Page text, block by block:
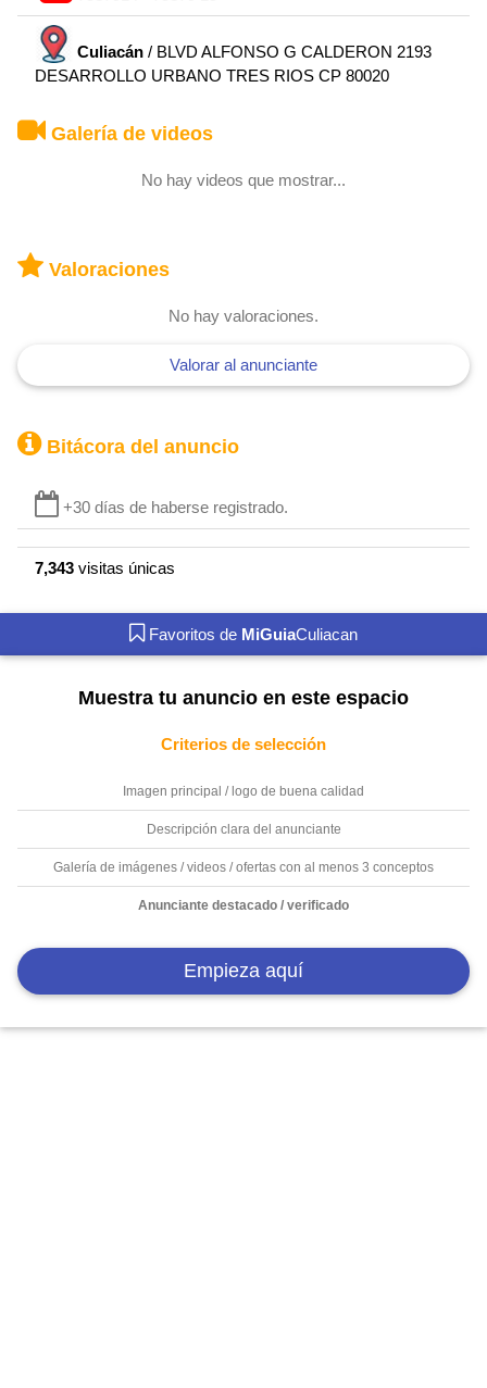
Culiacán / BLVD ALFONSO G CALDERON 2193
DESARROLLO URBANO TRES RIOS CP 80020
Galería de videos
No hay videos que mostrar...
Valoraciones
No hay valoraciones.
Valorar al anunciante
Bitácora del anuncio
+30 días de haberse registrado.
7,343 visitas únicas
Favoritos de MiGuiaCuliacan
Muestra tu anuncio en este espacio
Criterios de selección
Imagen principal / logo de buena calidad
Descripción clara del anunciante
Galería de imágenes / videos / ofertas con al menos 3 conceptos
Anunciante destacado / verificado
Empieza aquí